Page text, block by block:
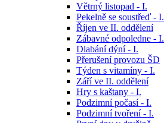
Větrný listopad - I.
Pekelně se soustřeď - I.
Říjen ve II. oddělení
Zábavné odpoledne - I.
Dlabání dýní - I.
Přerušení provozu ŠD
Týden s vitamíny - I.
Září ve II. oddělení
Hry s kaštany - I.
Podzimní počasí - I.
Podzimní tvoření - I.